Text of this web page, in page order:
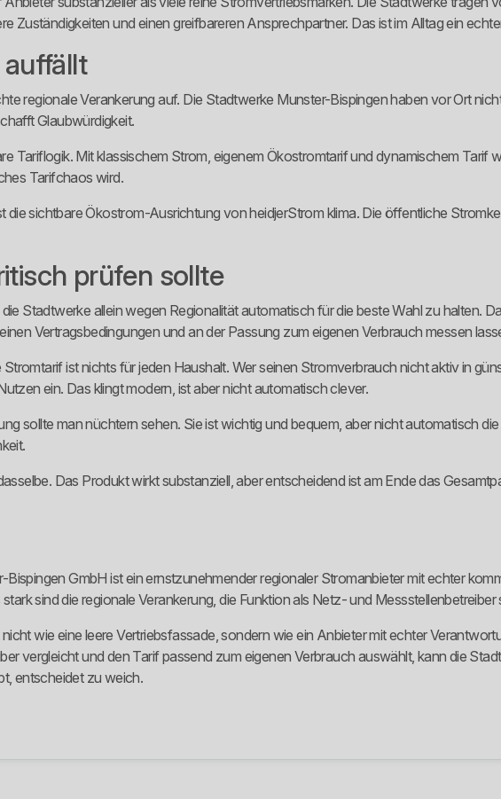
Zuständigkeiten und einen greifbareren Ansprechpartner. Das ist im Alltag ein
regionale Verankerung auf. Die Stadtwerke Munster-Bispingen haben vor Ort
Glaubwürdigkeit.
Tariflogik. Mit klassischem Strom, eigenem Ökostromtarif und dynamischem
Tarifchaos wird.
die sichtbare Ökostrom-Ausrichtung von heidjerStrom klima. Die öffentliche
prüfen sollte
Stadtwerke allein wegen Regionalität automatisch für die beste Wahl zu halten.
Vertragsbedingungen und an der Passung zum eigenen Verbrauch messen
ist nichts für jeden Haushalt. Wer seinen Stromverbrauch nicht aktiv in
ein. Das klingt modern, ist aber nicht automatisch clever.
sollte man nüchtern sehen. Sie ist wichtig und bequem, aber nicht automatisch
Das Produkt wirkt substanziell, aber entscheidend ist am Ende das
GmbH ist ein ernstzunehmender regionaler Stromanbieter mit echter
sind die regionale Verankerung, die Funktion als Netz- und
wie eine leere Vertriebsfassade, sondern wie ein Anbieter mit echter
vergleicht und den Tarif passend zum eigenen Verbrauch auswählt, kann die
entscheidet zu weich.